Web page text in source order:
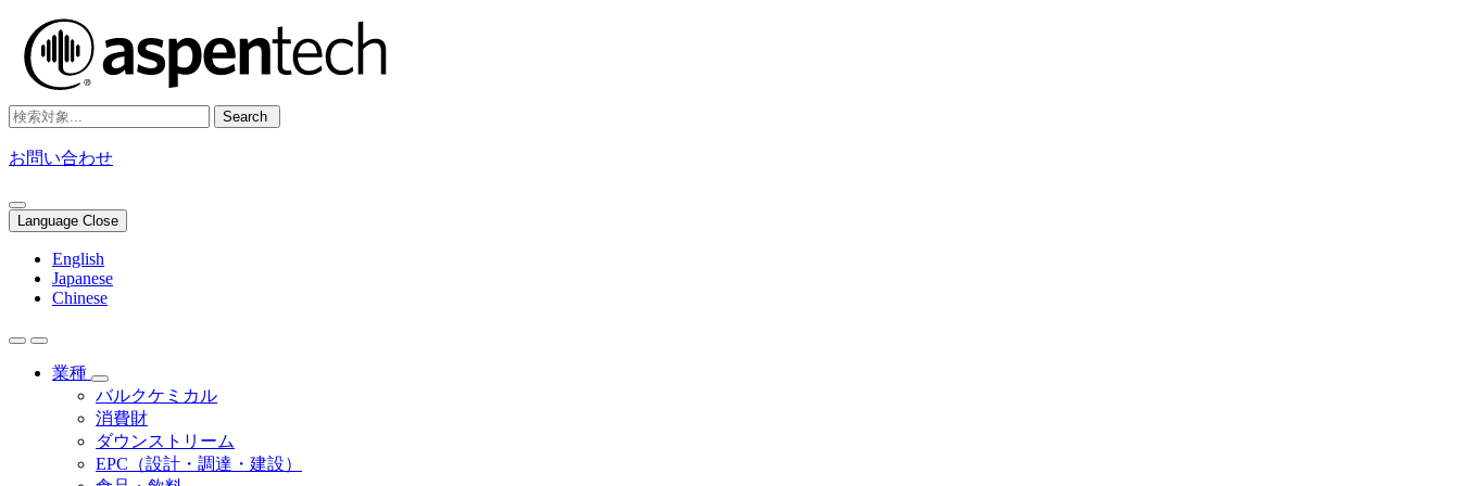
Search
お問い合わせ
Language Close
English
Japanese
Chinese
業種
バルクケミカル
消費財
ダウンストリーム
EPC（設計・調達・建設）